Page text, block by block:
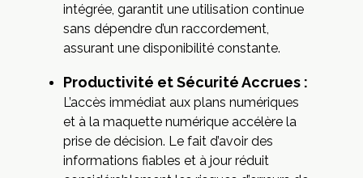
intégrée, garantit une utilisation continue
sans dépendre d’un raccordement,
assurant une disponibilité constante.
Productivité et Sécurité Accrues :
L’accès immédiat aux plans numériques
et à la maquette numérique accélère la
prise de décision. Le fait d’avoir des
informations fiables et à jour réduit